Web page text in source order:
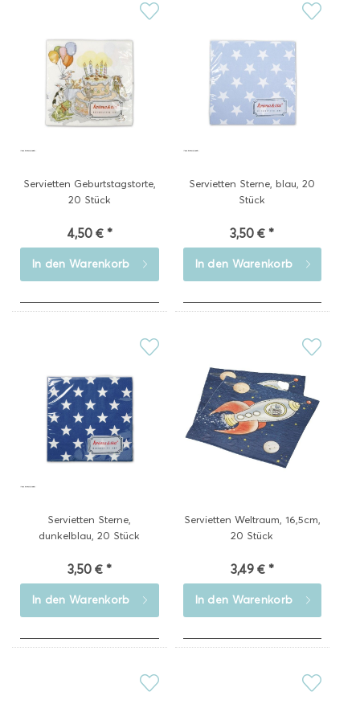
Servietten Geburtstagstorte,
20 Stück
4,50 € *
In den Warenkorb
Servietten Sterne, blau, 20
Stück
3,50 € *
In den Warenkorb
Servietten Sterne,
dunkelblau, 20 Stück
3,50 € *
In den Warenkorb
Servietten Weltraum, 16,5cm,
20 Stück
3,49 € *
In den Warenkorb